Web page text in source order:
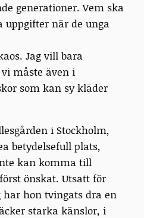
generationer. Vem ska
uppgifter när de unga
Jag vill bara
måste även i
som kan sy kläder
i Stockholm,
betydelsefull plats,
kan komma till
önskat. Utsatt för
hon tvingats dra en
starka känslor, i